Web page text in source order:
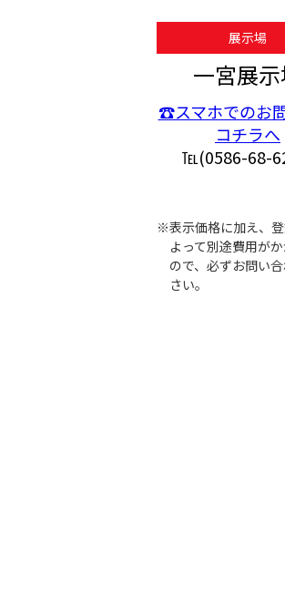
展示場
一宮展
☎スマホでのお
コチラへ
℡(0586-68-
※表示価格に加え、
よって別途費用が
ので、必ずお問い
さい。